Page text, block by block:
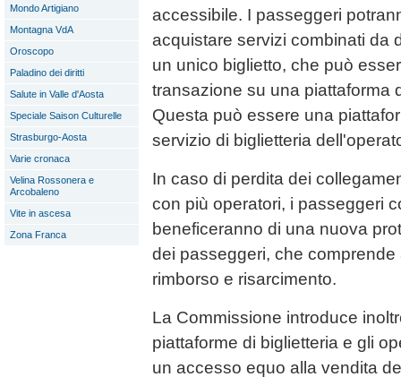
Mondo Artigiano
Montagna VdA
Oroscopo
Paladino dei diritti
Salute in Valle d'Aosta
Speciale Saison Culturelle
Strasburgo-Aosta
Varie cronaca
Velina Rossonera e
Arcobaleno
Vite in ascesa
Zona Franca
accessibile. I passeggeri
acquistare servizi combinati da
un unico biglietto, che può
transazione su una piattaforma
Questa può essere una
servizio di biglietteria
In caso di perdita dei
con più operatori, i passeggeri
beneficeranno di una nuova
dei passeggeri, che
rimborso e risarcimento.
La Commissione introduce
piattaforme di biglietteria e gli
un accesso equo alla vendita